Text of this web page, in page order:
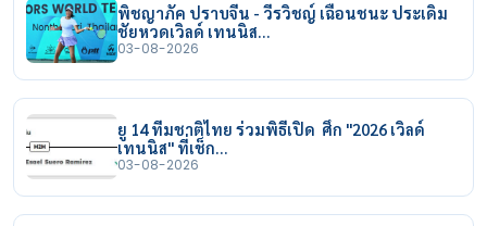
พิชญาภัค ปราบจีน - วีรวิชญ์ เฉือนชนะ ประเดิม
ชัยหวดเวิลด์ เทนนิส…
03-08-2026
ยู 14 ทีมชาติไทย ร่วมพิธีเปิด ศึก "2026 เวิลด์
เทนนิส" ที่เช็ก…
03-08-2026